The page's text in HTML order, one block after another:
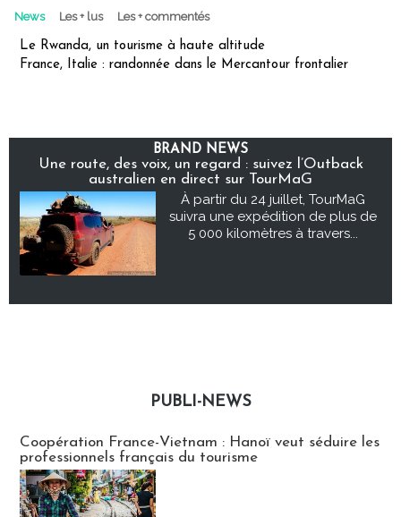
News Les + lus Les + commentés
Le Rwanda, un tourisme à haute altitude
France, Italie : randonnée dans le Mercantour frontalier
BRAND NEWS
Une route, des voix, un regard : suivez l’Outback
australien en direct sur TourMaG
À partir du 24 juillet, TourMaG
suivra une expédition de plus de
5 000 kilomètres à travers...
PUBLI-NEWS
Coopération France-Vietnam : Hanoï veut séduire les
professionnels français du tourisme